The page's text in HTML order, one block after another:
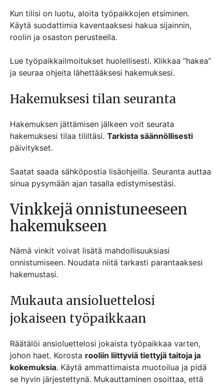
Kun tilisi on luotu, aloita työpaikkojen etsiminen.
Käytä suodattimia kaventaaksesi hakua sijainnin,
roolin ja osaston perusteella.
Lue työpaikkailmoitukset huolellisesti. Klikkaa “hakea”
ja seuraa ohjeita lähettääksesi hakemuksesi.
Hakemuksesi tilan seuranta
Hakemuksen jättämisen jälkeen voit seurata
hakemuksesi tilaa tililtäsi. Tarkista säännöllisesti
päivitykset.
Saatat saada sähköpostia lisäohjeilla. Seuranta auttaa
sinua pysymään ajan tasalla edistymisestäsi.
Vinkkejä onnistuneeseen
hakemukseen
Nämä vinkit voivat lisätä mahdollisuuksiasi
onnistumiseen. Noudata niitä tarkasti parantaaksesi
hakemustasi.
Mukauta ansioluettelosi
jokaiseen työpaikkaan
Räätälöi ansioluettelosi jokaista työpaikkaa varten,
johon haet. Korosta rooliin liittyviä tiettyjä taitoja ja
kokemuksia. Käytä ammattimaista muotoilua ja pidä
se hyvin järjestettynä. Mukauttaminen osoittaa, että